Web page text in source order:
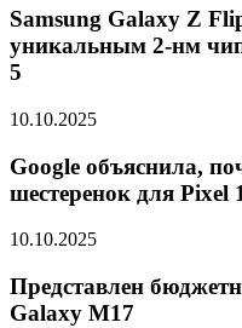
Samsung Galaxy Z
уникальным 2-нм
5
10.10.2025
Google объяснила,
шестеренок для Pixel
10.10.2025
Представлен
Galaxy M17